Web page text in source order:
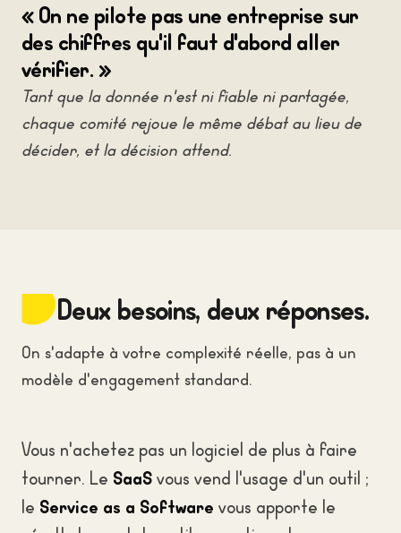
« On ne pilote pas une entreprise sur
des chiffres qu'il faut d'abord aller
vérifier. »
Tant que la donnée n'est ni fiable ni partagée,
chaque comité rejoue le même débat au lieu de
décider, et la décision attend.
Deux besoins, deux réponses.
On s'adapte à votre complexité réelle, pas à un
modèle d'engagement standard.
Vous n'achetez pas un logiciel de plus à faire
tourner. Le SaaSvous vend l'usage d'un outil ;
le Service as a Software vous apporte le